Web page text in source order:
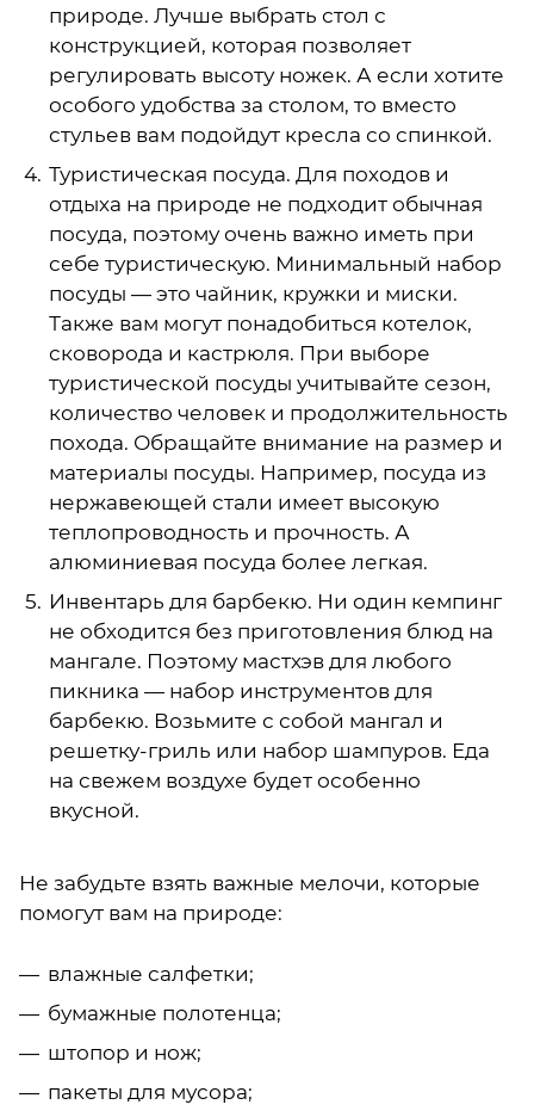
природе. Лучше выбрать стол с
конструкцией, которая позволяет
регулировать высоту ножек. А если хотите
особого удобства за столом, то вместо
стульев вам подойдут кресла со спинкой.
Туристическая посуда. Для походов и
отдыха на природе не подходит обычная
посуда, поэтому очень важно иметь при
себе туристическую. Минимальный набор
посуды — это чайник, кружки и миски.
Также вам могут понадобиться котелок,
сковорода и кастрюля. При выборе
туристической посуды учитывайте сезон,
количество человек и продолжительность
похода. Обращайте внимание на размер и
материалы посуды. Например, посуда из
нержавеющей стали имеет высокую
теплопроводность и прочность. А
алюминиевая посуда более легкая.
Инвентарь для барбекю. Ни один кемпинг
не обходится без приготовления блюд на
мангале. Поэтому мастхэв для любого
пикника — набор инструментов для
барбекю. Возьмите с собой мангал и
решетку-гриль или набор шампуров. Еда
на свежем воздухе будет особенно
вкусной.
Не забудьте взять важные мелочи, которые
помогут вам на природе:
влажные салфетки;
бумажные полотенца;
штопор и нож;
пакеты для мусора;